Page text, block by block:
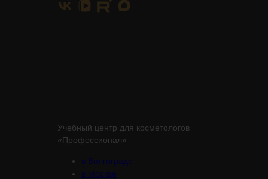
Учебный центр для косметологов
«Профессионал»
в Волгограде
в Москве